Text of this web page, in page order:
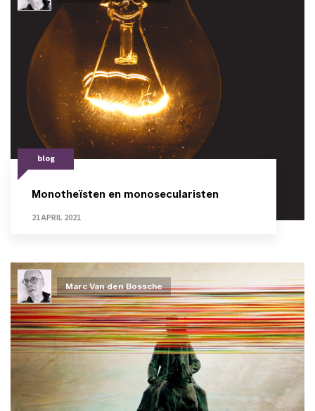
blog
Monotheïsten en monosecularisten
21 APRIL 2021
Marc Van den Bossche